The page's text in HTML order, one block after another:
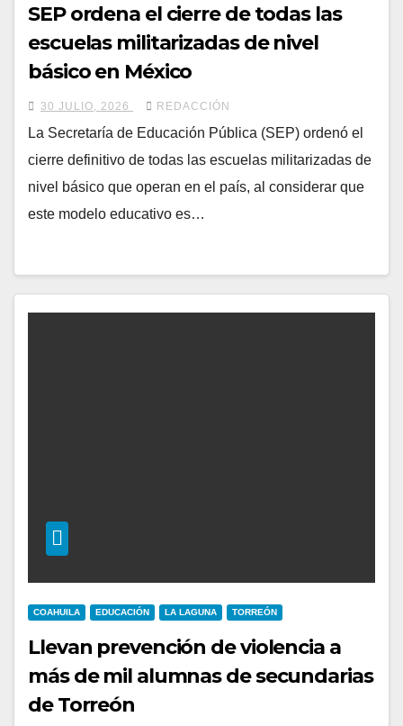
SEP ordena el cierre de todas las
escuelas militarizadas de nivel
básico en México
30 JULIO, 2026 REDACCIÓN
La Secretaría de Educación Pública (SEP) ordenó el
cierre definitivo de todas las escuelas militarizadas de
nivel básico que operan en el país, al considerar que
este modelo educativo es…
COAHUILA EDUCACIÓN LA LAGUNA TORREÓN
Llevan prevención de violencia a
más de mil alumnas de secundarias
de Torreón